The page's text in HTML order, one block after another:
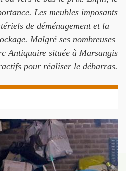
Les meubles imposants
de déménagement et la
Malgré ses nombreuses
Antiquaire située à Marsangis
pour réaliser le débarras.